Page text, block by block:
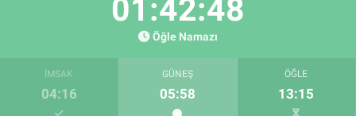
01:42:48
Öğle Namazı
İMSAK
04:16
GÜNEŞ
05:58
ÖĞLE
13:15